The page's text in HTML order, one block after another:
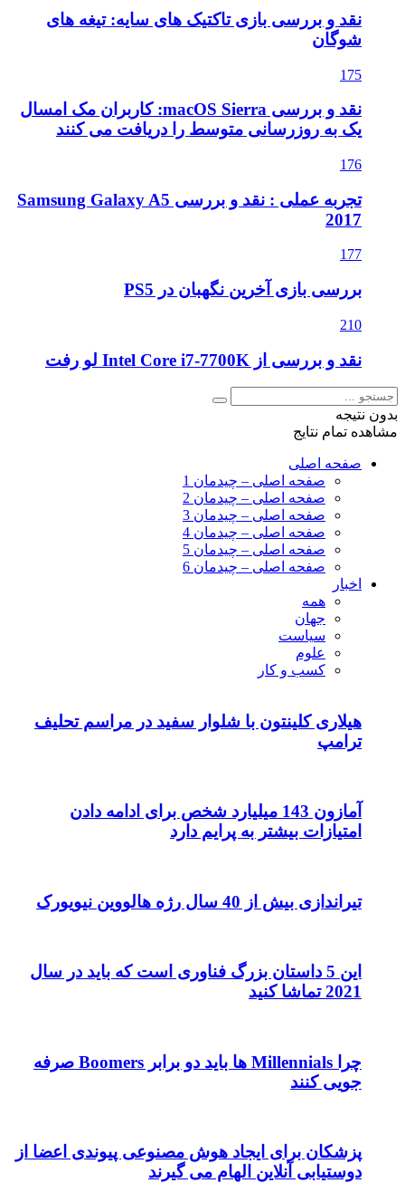
نقد و بررسی بازی تاکتیک های سایه: تیغه های
شوگان
175
نقد و بررسی macOS Sierra: کاربران مک امسال
یک به روزرسانی متوسط را دریافت می کنند
176
تجربه عملی : نقد و بررسی Samsung Galaxy A5
2017
177
بررسی بازی آخرین نگهبان در PS5
210
نقد و بررسی از Intel Core i7-7700K لو رفت
بدون نتیجه
مشاهده تمام نتایج
صفحه اصلی
صفحه اصلی – چیدمان 1
صفحه اصلی – چیدمان 2
صفحه اصلی – چیدمان 3
صفحه اصلی – چیدمان 4
صفحه اصلی – چیدمان 5
صفحه اصلی – چیدمان 6
اخبار
همه
جهان
سیاست
علوم
کسب و کار
هیلاری کلینتون با شلوار سفید در مراسم تحلیف
ترامپ
آمازون 143 میلیارد شخص برای ادامه دادن
امتیازات بیشتر به پرایم دارد
تیراندازی بیش از 40 سال رژه هالووین نیویورک
این 5 داستان بزرگ فناوری است که باید در سال
2021 تماشا کنید
چرا Millennials ها باید دو برابر Boomers صرفه
جویی کنند
پزشکان برای ایجاد هوش مصنوعی پیوندی اعضا از
دوستیابی آنلاین الهام می گیرند